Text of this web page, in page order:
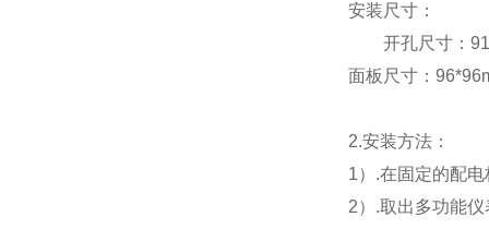
安装尺寸：
开孔尺寸：
面板尺寸：
2.安装方法：
1）.在固定的配
2）.取出多功能